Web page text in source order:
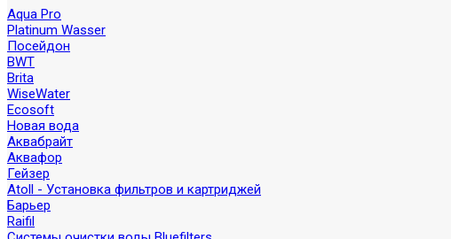
Aqua Pro
Platinum Wasser
Посейдон
BWT
Brita
WiseWater
Ecosoft
Новая вода
Аквабрайт
Аквафор
Гейзер
Atoll - Установка фильтров и картриджей
Барьер
Raifil